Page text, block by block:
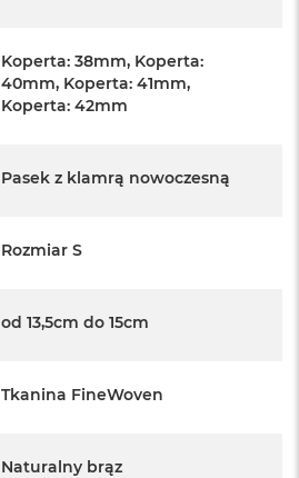
Koperta: 38mm, Koperta:
40mm, Koperta: 41mm,
Koperta: 42mm
Pasek z klamrą nowoczesną
Rozmiar S
od 13,5cm do 15cm
Tkanina FineWoven
Naturalny brąz